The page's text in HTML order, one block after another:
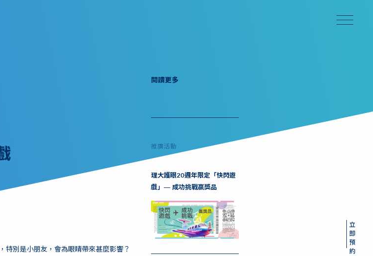
特別是小朋友，會為眼睛帶來甚麼影響？
閱讀更多
推廣活動
理大護眼20週年限定「快閃遊
戲」— 成功挑戰贏獎品